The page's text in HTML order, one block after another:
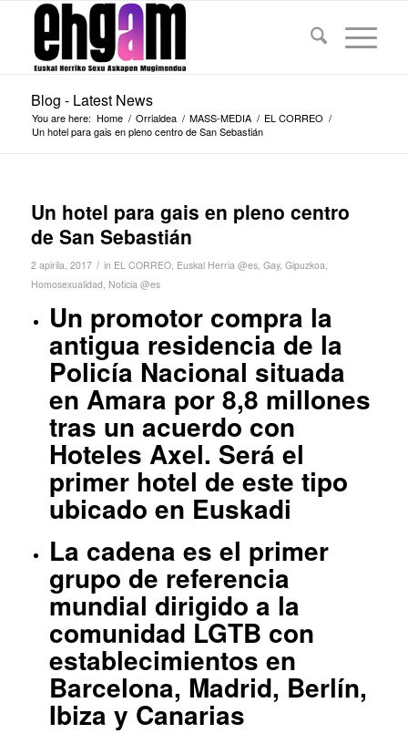
Blog - Latest News
You are here: Home / Orrialdea / MASS-MEDIA / EL CORREO /
Un hotel para gais en pleno centro de San Sebastián
Un hotel para gais en pleno centro
de San Sebastián
2 apirila, 2017 / in EL CORREO, Euskal Herria @es, Gay, Gipuzkoa,
Homosexualidad, Noticia @es
Un promotor compra la
antigua residencia de la
Policía Nacional situada
en Amara por 8,8 millones
tras un acuerdo con
Hoteles Axel. Será el
primer hotel de este tipo
ubicado en Euskadi
La cadena es el primer
grupo de referencia
mundial dirigido a la
comunidad LGTB con
establecimientos en
Barcelona, Madrid, Berlín,
Ibiza y Canarias